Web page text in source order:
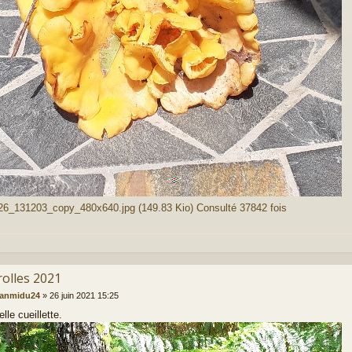
(149.83 Kio) Consulté 37842 fois
2021
» 26 juin 2021 15:25
cueillette.